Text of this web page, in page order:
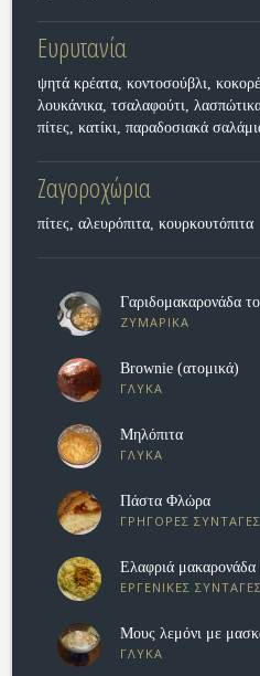
Ευρυτανία
ψητά κρέατα, κοντοσούβλι,
λουκάνικα, τσαλαφούτι,
πίτες, κατίκι, παραδοσιακά
Ζαγοροχώρια
πίτες, αλευρόπιτα, κουρκουτόπιτα
Γαριδομακαρονάδα
ΖΥΜΑΡΙΚΑ
Brownie (ατομικά)
ΓΛΥΚΑ
Μηλόπιτα
ΓΛΥΚΑ
Πάστα Φλώρα
ΓΡΗΓΟΡΕΣ ΣΥΝΤΑΓΕΣ
Eλαφριά μακαρονάδα
ΕΡΓΕΝΙΚΕΣ
Μους λεμόνι με
ΓΛΥΚΑ